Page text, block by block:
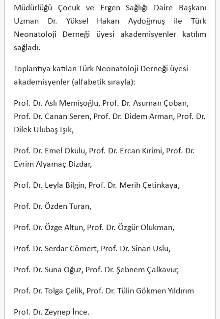
Müdürlüğü Çocuk ve Ergen Sağlığı Daire Başkanı
Uzman Dr. Yüksel Hakan Aydoğmuş ile Türk
Neonatoloji Derneği üyesi akademisyenler katılım
sağladı.
Toplantıya katılan Türk Neonatoloji Derneği üyesi
akademisyenler (alfabetik sırayla):
Prof. Dr. Aslı Memişoğlu, Prof. Dr. Asuman Çoban,
Prof. Dr. Canan Seren, Prof. Dr. Didem Arman, Prof. Dr.
Dilek Ulubaş Işık,
Prof. Dr. Emel Okulu, Prof. Dr. Ercan Kırimi, Prof. Dr.
Evrim Alyamaç Dizdar,
Prof. Dr. Leyla Bilgin, Prof. Dr. Merih Çetinkaya,
Prof. Dr. Özden Turan,
Prof. Dr. Özge Altun, Prof. Dr. Özgür Olukman,
Prof. Dr. Serdar Cömert, Prof. Dr. Sinan Uslu,
Prof. Dr. Suna Oğuz, Prof. Dr. Şebnem Çalkavur,
Prof. Dr. Tolga Çelik, Prof. Dr. Tülin Gökmen Yıldırım
Prof. Dr. Zeynep İnce.